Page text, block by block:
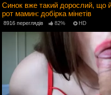
Синок вже такий дорослий, що
рот мамин: добірка мінетів
8916 переглядів 82% HD